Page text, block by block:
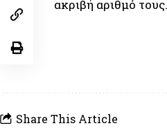
ακριβή αριθμό
Share This Article